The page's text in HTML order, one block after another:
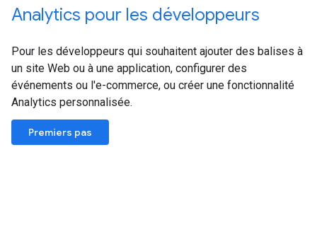
Analytics pour les développeurs
Pour les développeurs qui souhaitent ajouter des balises à
un site Web ou à une application, configurer des
événements ou l'e-commerce, ou créer une fonctionnalité
Analytics personnalisée.
Premiers pas